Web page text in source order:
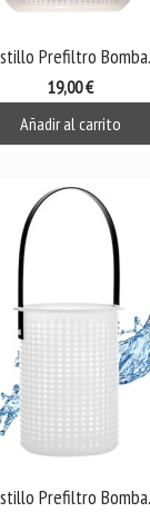
Prefiltro
19,00 €
Añadir al carrito
Prefiltro